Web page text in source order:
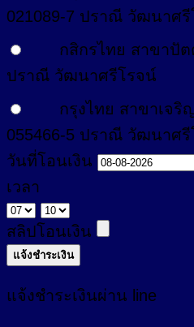
021089-7 ปราณี วัฒนาศรี
กสิกรไทย สาขาปั
ปราณี วัฒนาศรีโรจน์
กรุงไทย สาขาเจ
055466-5 ปราณี วัฒนาศรี
วันที่โอนเงิน
เวลา
สลิปโอนเงิน
แจ้งชำระเงินผ่าน line